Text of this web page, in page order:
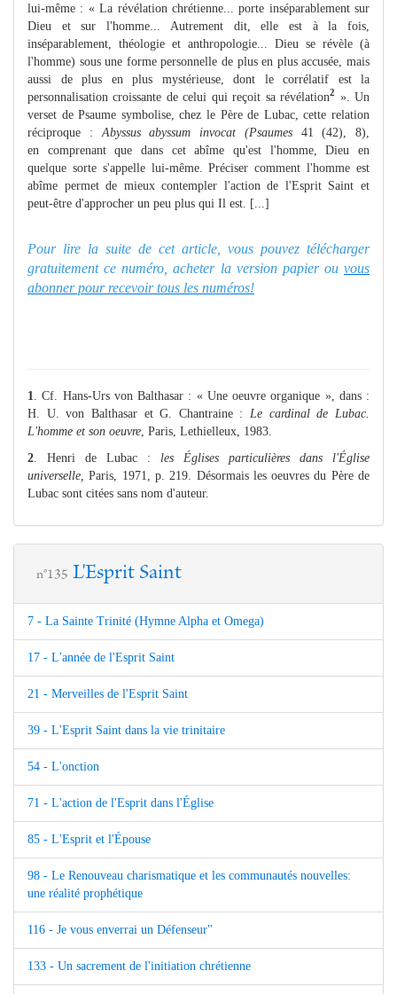
lui-même : « La révélation chrétienne... porte inséparablement sur
Dieu et sur l'homme... Autrement dit, elle est à la fois,
inséparablement, théologie et anthropologie... Dieu se révèle (à
l'homme) sous une forme personnelle de plus en plus accusée, mais
aussi de plus en plus mystérieuse, dont le corrélatif est la
personnalisation croissante de celui qui reçoit sa révélation2
». Un
verset de Psaume symbolise, chez le Père de Lubac, cette relation
réciproque : Abyssus abyssum invocat (Psaumes41 (42), 8),
en comprenant que dans cet abîme qu'est l'homme, Dieu en
quelque sorte s'appelle lui-même. Préciser comment l'homme est
abîme permet de mieux contempler l'action de l'Esprit Saint et
peut-être d'approcher un peu plus qui Il est. [...]
Pour lire la suite de cet article, vous pouvez télécharger
gratuitement ce numéro, acheter la version papier ou vous
abonner pour recevoir tous les numéros!
1
. Cf. Hans-Urs von Balthasar : « Une oeuvre organique », dans :
H. U. von Balthasar et G. Chantraine : Le cardinal de Lubac.
L'homme et son oeuvre , Paris, Lethielleux, 1983.
2 . Henri de Lubac : les Églises particulières dans l'Église
universelle, Paris, 1971, p. 219. Désormais les oeuvres du Père de
Lubac sont citées sans nom d'auteur.
n°135 L'Esprit Saint
7 - La Sainte Trinité (Hymne Alpha et Omega)
17 - L'année de l'Esprit Saint
21 - Merveilles de l'Esprit Saint
39 - L'Esprit Saint dans la vie trinitaire
54 - L'onction
71 - L'action de l'Esprit dans l'Église
85 - L'Esprit et l'Épouse
98 - Le Renouveau charismatique et les communautés nouvelles:
une réalité prophétique
116 - Je vous enverrai un Défenseur"
133 - Un sacrement de l'initiation chrétienne